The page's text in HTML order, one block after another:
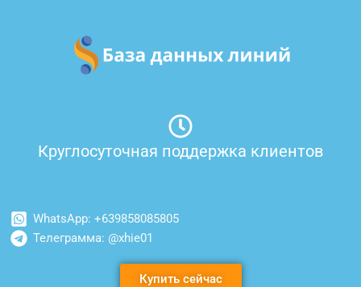
содержимому
Круглосуточная поддержка клиентов
WhatsApp: +639858085805
Телеграмма: @xhie01
Купить сейчас